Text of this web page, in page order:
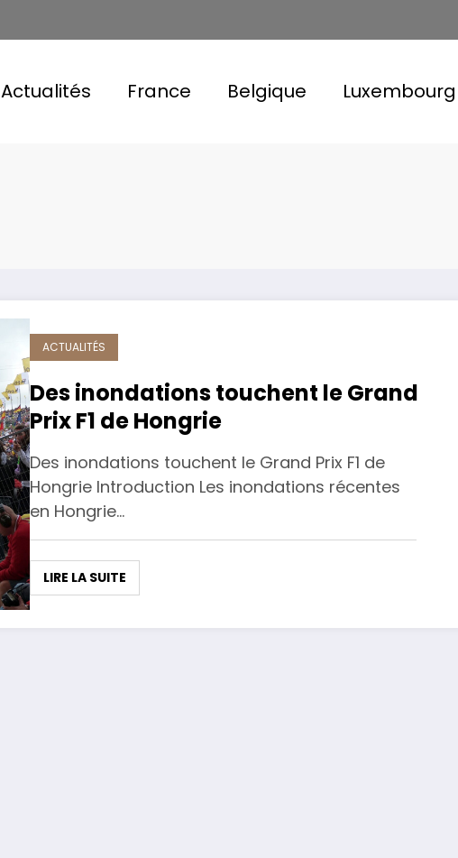
Actualités France Belgique Luxembourg
ACTUALITÉS
Des inondations touchent le Grand
Prix F1 de Hongrie
Des inondations touchent le Grand Prix F1 de
Hongrie Introduction Les inondations récentes
en Hongrie…
LIRE LA SUITE